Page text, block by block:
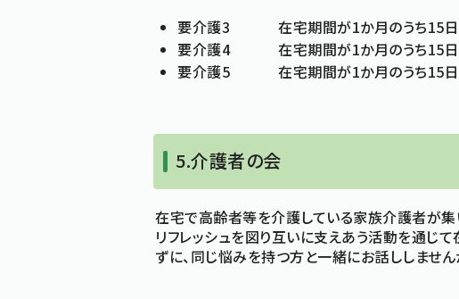
要介護3 在宅期間が1か月のうち15
要介護4 在宅期間が1か月のうち15
要介護5 在宅期間が1か月のうち15
5.介護者の会
在宅で高齢者等を介護している家族介護者が
リフレッシュを図り互いに支えあう活動を通じ
ずに、同じ悩みを持つ方と一緒にお話ししません